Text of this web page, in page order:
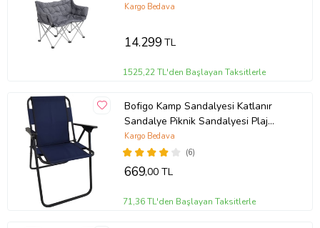
Kargo Bedava
14.299TL
1525,22 TL'den Başlayan Taksitlerle
Bofigo Kamp Sandalyesi Katlanır
Sandalye Piknik Sandalyesi Plaj
Sandalyesi Lacivert.
(6)
Kargo Bedava
669,00 TL
71,36 TL'den Başlayan Taksitlerle